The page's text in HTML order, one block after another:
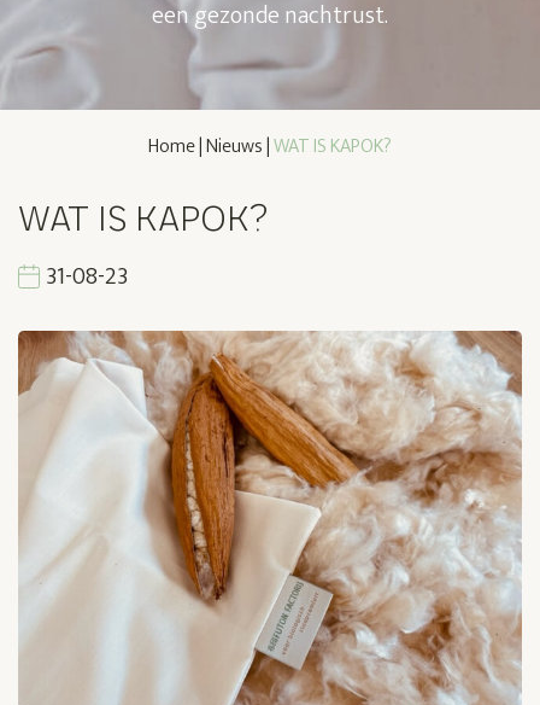
een gezonde nachtrust.
Home|Nieuws|WAT IS KAPOK?
WAT IS KAPOK?
31-08-23